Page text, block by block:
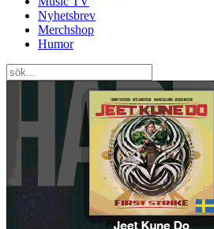
Nyhetsbrev
Merchshop
Humor